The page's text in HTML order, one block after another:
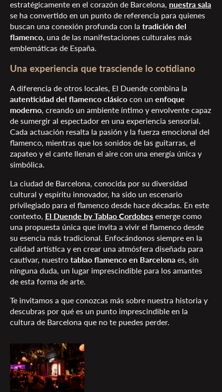
estratégicamente en el corazón de Barcelona, nuestra sala
se ha convertido en un punto de referencia para quienes
buscan una conexión profunda con la tradición del
flamenco, una de las manifestaciones culturales más
emblemáticas de España.
Una experiencia que trasciende lo cotidiano
A diferencia de otros locales, El Duendecombina la
autenticidad del flamenco clásicocon un enfoque
moderno, creando un ambiente íntimo y envolvente capaz
de sumergir al espectador en una experiencia sensorial.
Cada actuación resalta la pasión y la fuerza emocional del
flamenco, mientras que los sonidos de las guitarras, el
zapateo y el cante llenan el aire con una energía única y
simbólica.
La ciudad de Barcelona, conocida por su diversidad
cultural y espíritu innovador, ha sido un escenario
privilegiado para el flamenco desde hace décadas. En este
contexto, El Duende by Tablao Cordobesemerge como
una propuesta única que invita a vivir el flamenco desde
su esencia más tradicional. Enfocándonos siempre en la
calidad artística y en crear una atmósfera diseñada para
cautivar, nuestrotablao flamenco en Barcelonaes, sin
ninguna duda, un lugar imprescindible para los amantes
de esta forma de arte.
Te invitamos a que conozcas más sobre nuestra historia y
descubras por qué es un punto imprescindible en la
cultura de Barcelona que no te puedes perder.